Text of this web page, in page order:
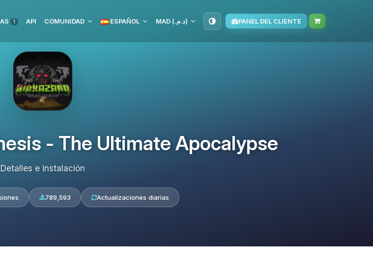
1 API COMUNIDAD ESPAÑOL MAD (د.م.‏) PANEL DEL CLIENTE
- The Ultimate Apocalypse
Detalles e instalación
789,593 Actualizaciones diarias